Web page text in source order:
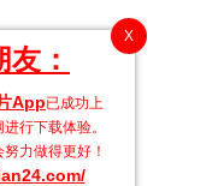
X
：
App已成功上
行下载体验。
力做得更好！